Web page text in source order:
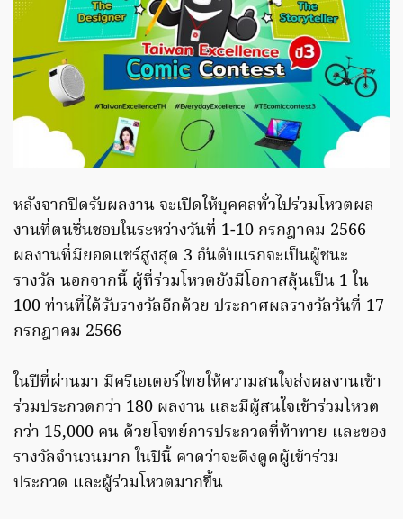
หลังจากปิดรับผลงาน จะเปิดให้บุคคลทั่วไปร่วมโหวตผล
งานที่ตนชื่นชอบในระหว่างวันที่ 1-10 กรกฎาคม 2566
ผลงานที่มียอดแชร์สูงสุด 3 อันดับแรกจะเป็นผู้ชนะ
รางวัล นอกจากนี้ ผู้ที่ร่วมโหวตยังมีโอกาสลุ้นเป็น 1 ใน
100 ท่านที่ได้รับรางวัลอีกด้วย ประกาศผลรางวัลวันที่ 17
กรกฎาคม 2566
ในปีที่ผ่านมา มีครีเอเตอร์ไทยให้ความสนใจส่งผลงานเข้า
ร่วมประกวดกว่า 180 ผลงาน และมีผู้สนใจเข้าร่วมโหวต
กว่า 15,000 คน ด้วยโจทย์การประกวดที่ท้าทาย และของ
รางวัลจำนวนมาก ในปีนี้ คาดว่าจะดึงดูดผู้เข้าร่วม
ประกวด และผู้ร่วมโหวตมากขึ้น